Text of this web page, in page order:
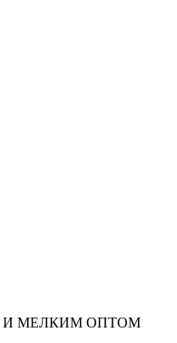
И МЕЛКИМ ОПТОМ